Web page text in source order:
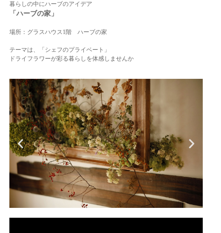
暮らしの中にハーブのアイデア
「ハーブの家」
場所：グラスハウス1階 ハーブの家
テーマは、「シェフのプライベート」
ドライフラワーが彩る暮らしを体感しませんか